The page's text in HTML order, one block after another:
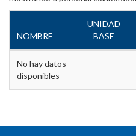
NOMBRE
UNIDAD
BASE
No hay datos
disponibles